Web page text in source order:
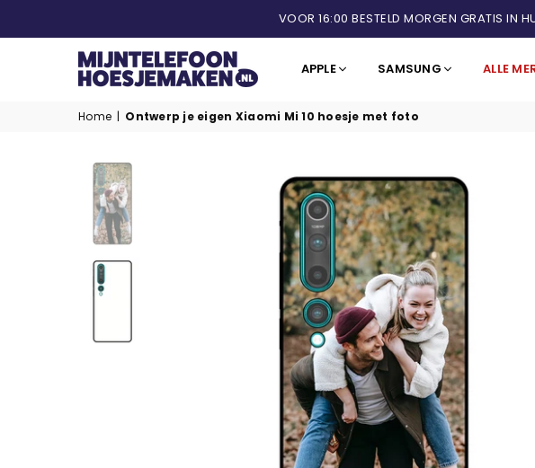
VOOR 16:00 BESTELD MORGEN GRATIS IN
MIJNTELEFOONHOESJEMAKEN.NL
APPLE SAMSUNG ALLE
Home | Ontwerp je eigen Xiaomi Mi 10 hoesje met foto